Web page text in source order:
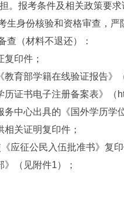
。报考条件及相关政策要
份核验和资格审查，严防
（材料不退还）：
印件；
部学籍在线验证报告》（
书电子注册备案表》（
心出具的《国外学历学
关证明复印件；
征公民入伍批准书》复
（见附件1）；